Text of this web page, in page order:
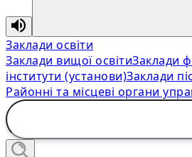
Заклади освіти
Заклади вищої освітиЗаклади
інститути (установи)Заклади
Районні та місцеві органи